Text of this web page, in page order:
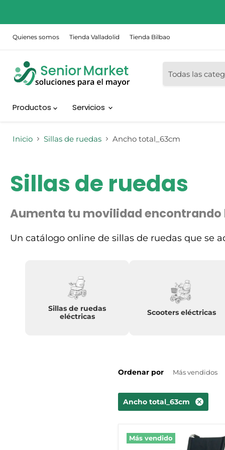
Quienes somos Tienda Valladolid Tienda Bilbao
Todas las
Productos Servicios
Inicio Sillas de ruedas Ancho total_63cm
Sillas de ruedas
Aumenta tu movilidad encontrando
Un catálogo online de sillas de ruedas que se
Sillas de ruedas
eléctricas
Scooters eléctricas
Ordenar por
Ancho total_63cm
Más vendido
Silla
de